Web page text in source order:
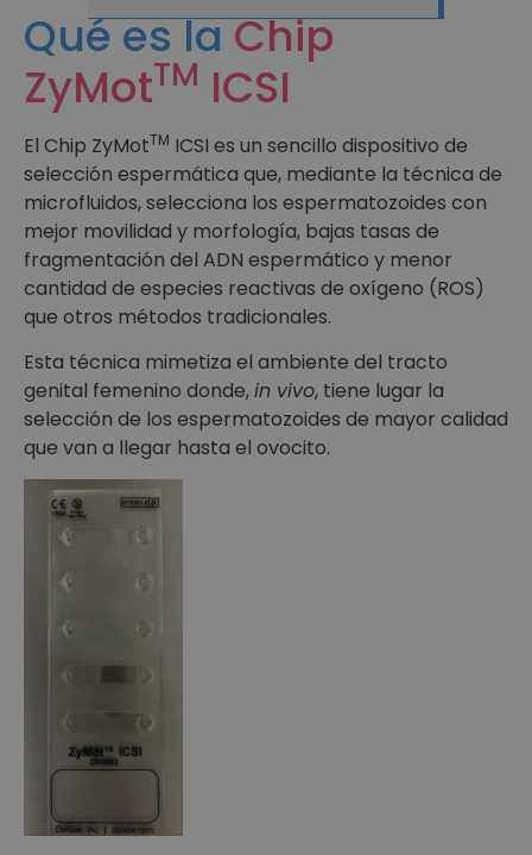
Qué es laChip
ZyMotTM ICSI
El Chip ZyMotTM ICSI es un sencillo dispositivo de
selección espermática que, mediante la técnica de
microfluidos, selecciona los espermatozoides con
mejor movilidad y morfología, bajas tasas de
fragmentación del ADN espermático y menor
cantidad de especies reactivas de oxígeno (ROS)
que otros métodos tradicionales.
Esta técnica mimetiza el ambiente del tracto
genital femenino donde,in vivo, tiene lugar la
selección de los espermatozoides de mayor calidad
que van a llegar hasta el ovocito.